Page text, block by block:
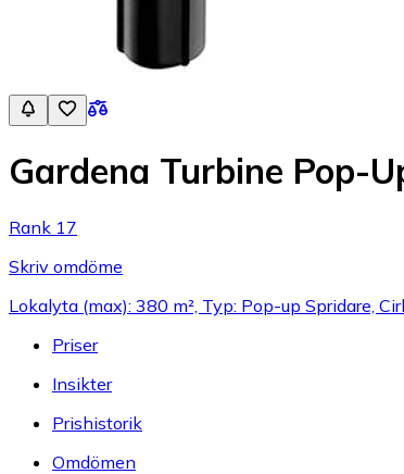
Gardena Turbine Pop-
Rank 17
Skriv omdöme
Lokalyta (max): 380 m², Typ: Pop-up Spridare,
Priser
Insikter
Prishistorik
Omdömen